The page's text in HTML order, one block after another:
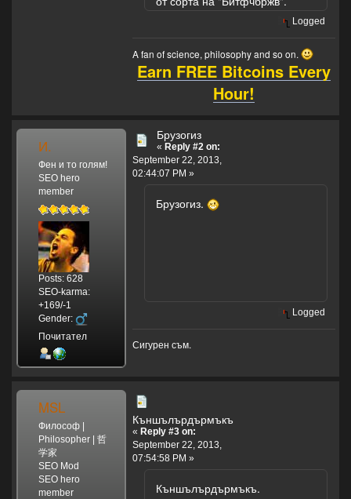
Logged
A fan of science, philosophy and so on.
Earn FREE Bitcoins Every
Hour!
И.
Фен и то голям!
SEO hero
member
Posts: 628
SEO-karma:
+169/-1
Gender:
Почитател
Брузогиз
« Reply #2 on:
September 22, 2013,
02:44:07 PM »
Брузогиз.
Logged
Сигурен съм.
MSL
Философ |
Philosopher | 哲
学家
SEO Mod
SEO hero
member
Къншълърдърмъкъ
« Reply #3 on:
September 22, 2013,
07:54:58 PM »
Къншълърдърмъкъ.